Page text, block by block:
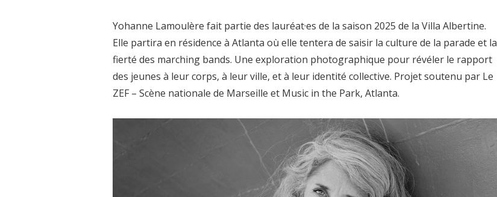
Yohanne Lamoulère fait partie des lauréat·es de la saison 2025 de la Villa Albertine.
Elle partira en résidence à Atlanta où elle tentera de saisir la culture de la parade et la
fierté des marching bands. Une exploration photographique pour révéler le rapport
des jeunes à leur corps, à leur ville, et à leur identité collective. Projet soutenu par Le
ZEF – Scène nationale de Marseille et Music in the Park, Atlanta.